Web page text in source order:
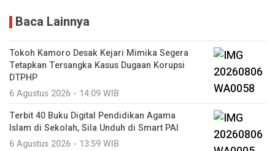
Baca Lainnya
Tokoh Kamoro Desak Kejari Mimika Segera
Tetapkan Tersangka Kasus Dugaan Korupsi
DTPHP
6 Agustus 2026 - 14:09 WIB
Terbit 40 Buku Digital Pendidikan Agama
Islam di Sekolah, Sila Unduh di Smart PAI
6 Agustus 2026 - 13:59 WIB